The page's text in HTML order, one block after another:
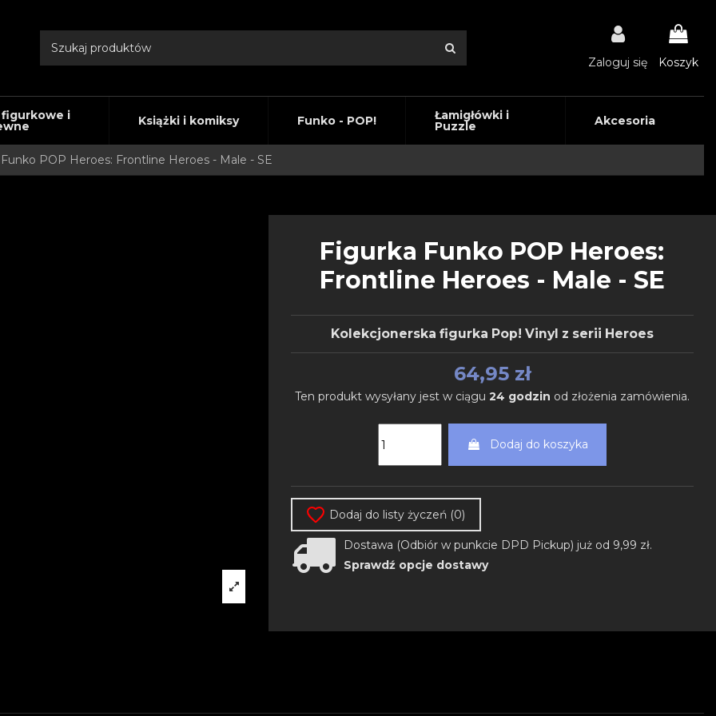
Zaloguj się Koszyk
figurkowe i Książki i komiksy Funko - POP! Łamigłówki i
Puzzle Akcesoria
POP Heroes: Frontline Heroes - Male - SE
Figurka Funko POP Heroes:
Frontline Heroes - Male - SE
Kolekcjonerska figurka Pop! Vinyl z serii Heroes
64,95 zł
Ten produkt wysyłany jest w ciągu 24 godzin od złożenia zamówienia.
Dodaj do koszyka
Dodaj do listy życzeń (0)
Dostawa (Odbiór w punkcie DPD Pickup) już od 9,99 zł.
Sprawdź opcje dostawy